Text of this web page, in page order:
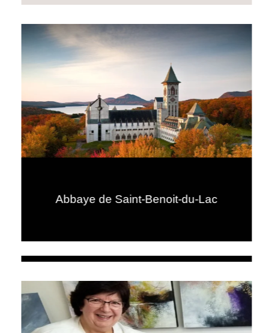
Abbaye de Saint-Benoit-du-Lac